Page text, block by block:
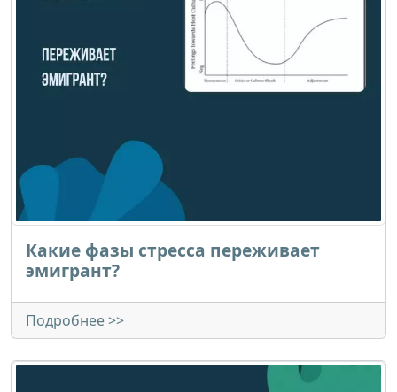
Какие фазы стресса переживает
эмигрант?
Подробнее >>